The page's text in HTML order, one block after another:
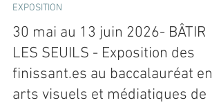
EXPOSITION
30 mai au 13 juin 2026- BÂTIR
LES SEUILS - Exposition des